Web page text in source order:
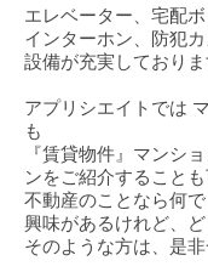
エレベーター、宅配
インターホン、防犯カ
設備が充実しておりま
アプリシエイトでは
も
『賃貸物件』マンシ
ンをご紹介すること
不動産のことなら何
興味があるけれど、
そのような方は、是